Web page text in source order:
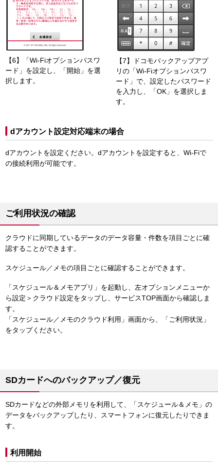
【6】「Wi-Fiオプションパスワ
ード」を設定し、「開始」を選
択します。
【7】ドコモバックアップアプ
リの「Wi-Fiオプションパスワ
ード」で、設定したパスワード
を入力し、「OK」を選択しま
す。
dアカウント設定対応端末の場合
dアカウントを設定ください。dアカウントを設定すると、Wi-Fiで
の接続利用が可能です。
ご利用状況の確認
クラウドに同期しているデータのデータ容量・件数を項目ごとに確
認することができます。
スケジュール／メモの項目ごとに確認することができます。
「スケジュール＆メモアプリ」を起動し、左オプションメニューか
ら設定＞クラウド設定をタップし、サービスTOP画面から確認しま
す。
「スケジュール／メモのクラウド利用」画面から、「ご利用状況」
をタップください。
SDカードへのバックアップ／復元
SDカードなどの外部メモリを利用して、「スケジュール＆メモ」の
データをバックアップしたり、スマートフォンに復元したりできま
す。
利用開始